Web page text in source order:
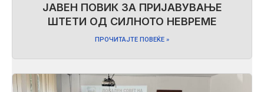
ЈАВЕН ПОВИК ЗА ПРИЈАВУВАЊЕ
ШТЕТИ ОД СИЛНОТО НЕВРЕМЕ
ПРОЧИТАЈТЕ ПОВЕЌЕ »